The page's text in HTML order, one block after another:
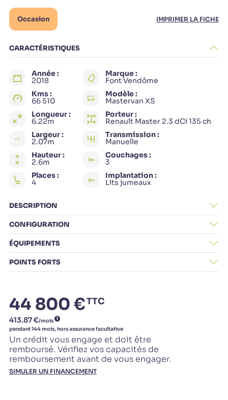
Occasion IMPRIMER LA FICHE
CARACTÉRISTIQUES
Année :
2018
Kms :
66 510
Longueur :
6.22m
Largeur :
2.07m
Hauteur :
2.6m
Places :
4
Marque :
Font Vendôme
Modèle :
Mastervan XS
Porteur :
Renault Master 2.3 dCi 135 ch
Transmission :
Manuelle
Couchages :
3
Implantation :
Lits jumeaux
DESCRIPTION
CONFIGURATION
ÉQUIPEMENTS
POINTS FORTS
44 800 €TTC
Un crédit vous engage et doit être
remboursé. Vérifiez vos capacités de
remboursement avant de vous engager.
SIMULER UN FINANCEMENT